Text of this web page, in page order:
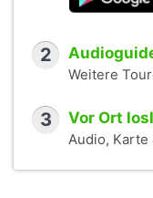
2
Weitere
3 Vor Ort
Audio, Karte